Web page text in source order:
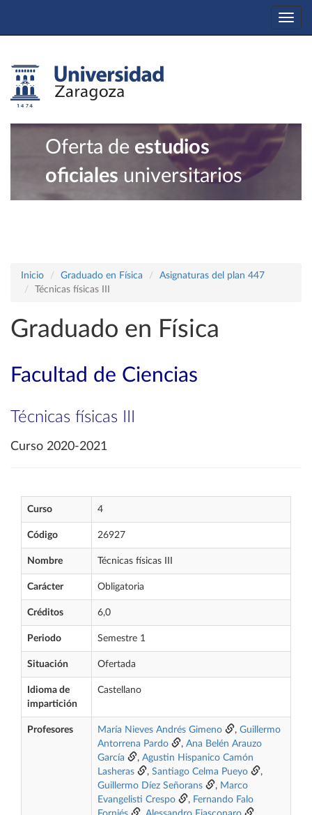
Oferta de estudios
oficiales universitarios
Inicio Graduado en Física
Asignaturas del plan 447
Técnicas físicas III
Graduado en Física
Facultad de Ciencias
Técnicas físicas III
Curso 2020-2021
Curso 4
Código 26927
Nombre Técnicas físicas III
Carácter Obligatoria
Créditos 6,0
Periodo Semestre 1
Situación Ofertada
Idioma de
impartición
Castellano
Profesores María Nieves Andrés Gimeno , Guillermo
Antorrena Pardo
, Ana Belén Arauzo
García
, Agustin Hispanico Camón
Lasheras
, Santiago Celma Pueyo
,
Guillermo Díez Señorans
, Marco
Evangelisti Crespo
, Fernando Falo